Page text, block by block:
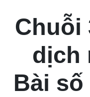
Chuỗi
dịch
Bài